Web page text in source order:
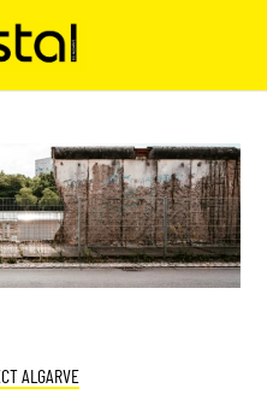
ALGARVE